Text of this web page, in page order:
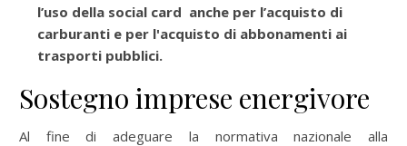
l’uso della social card anche per l’acquisto di
carburanti e per l'acquisto di abbonamenti ai
trasporti pubblici.
Sostegno imprese energivore
Al fine di adeguare la normativa nazionale alla